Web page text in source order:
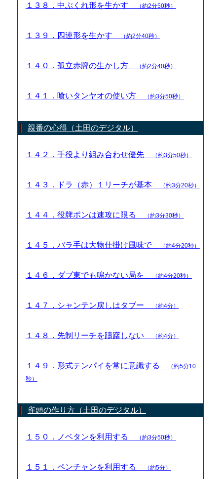
１３８．中ぶくれ形を生かす （約2分50秒）
１３９．四連形を生かす （約2分40秒）
１４０．孤立赤牌の生かし方 （約2分40秒）
１４１．喰いタンヤオの使い方 （約3分50秒）
親番の心得（土田のデジタル）
１４２．手役より組み合わせ優先 （約3分50秒）
１４３．ドラ（赤）１リーチが基本 （約3分20秒）
１４４．役牌ポンは速攻に限る （約3分30秒）
１４５．バラ手は大物仕掛け風味で （約4分20秒）
１４６．ダブ東でも鳴かない局を （約4分20秒）
１４７．シャンテン戻しはタブー （約4分）
１４８．先制リーチを躊躇しない （約4分）
１４９．形式テンパイを常に意識する
（約5分10
秒）
雀頭の作り方（土田のデジタル）
１５０．ノベタンを利用する （約3分50秒）
１５１．ペンチャンを利用する （約5分）